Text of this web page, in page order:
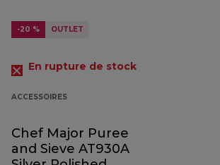
-20 % OUTLET
En rupture de stock
ACCESSOIRES
Chef Major Puree
and Sieve AT930A